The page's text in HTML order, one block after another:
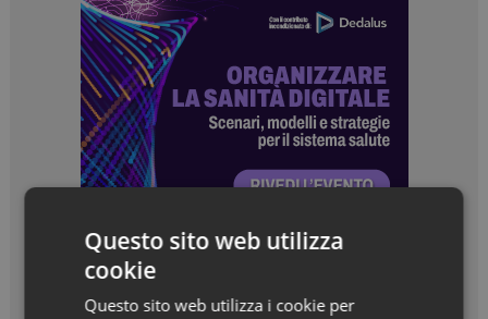
Questo sito web utilizza
cookie
Questo sito web utilizza i cookie per